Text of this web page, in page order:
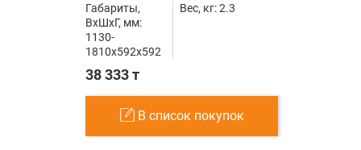
Габариты,
ВxШxГ, мм:
1130-
1810x592x592
Вес, кг: 2.3
38 333 т
В список покупок